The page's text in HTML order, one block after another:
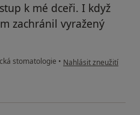
k mé dceři. I když
zachránil vyražený
stomatologie • podle názoru uživatele
Nahlásit zneužití